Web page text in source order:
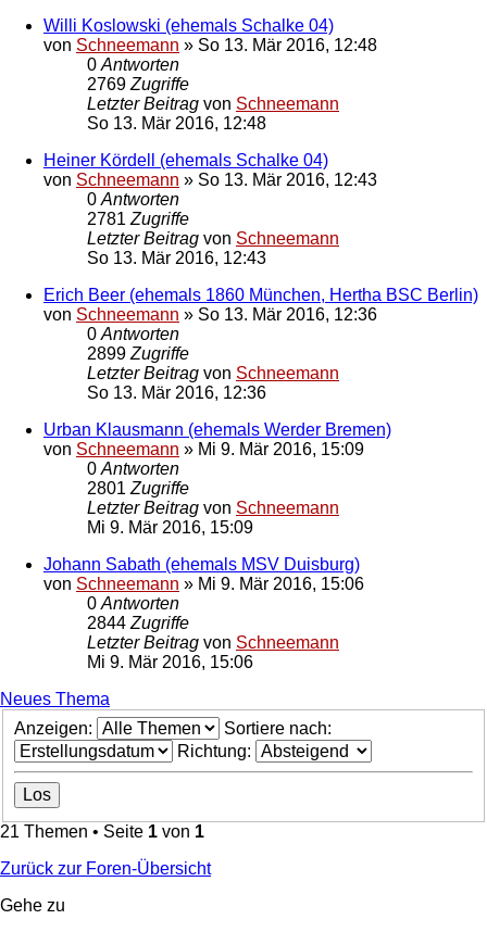
Willi Koslowski (ehemals Schalke 04)
von Schneemann » So 13. Mär 2016, 12:48
0Antworten
2769Zugriffe
Letzter Beitrag von Schneemann
So 13. Mär 2016, 12:48
Heiner Kördell (ehemals Schalke 04)
von Schneemann » So 13. Mär 2016, 12:43
0Antworten
2781Zugriffe
Letzter Beitrag von Schneemann
So 13. Mär 2016, 12:43
Erich Beer (ehemals 1860 München, Hertha BSC Berlin)
von Schneemann » So 13. Mär 2016, 12:36
0Antworten
2899Zugriffe
Letzter Beitrag von Schneemann
So 13. Mär 2016, 12:36
Urban Klausmann (ehemals Werder Bremen)
von Schneemann » Mi 9. Mär 2016, 15:09
0Antworten
2801Zugriffe
Letzter Beitrag von Schneemann
Mi 9. Mär 2016, 15:09
Johann Sabath (ehemals MSV Duisburg)
von Schneemann » Mi 9. Mär 2016, 15:06
0Antworten
2844Zugriffe
Letzter Beitrag von Schneemann
Mi 9. Mär 2016, 15:06
Neues Thema
Anzeigen:
Sortiere nach:
Richtung:
21 Themen • Seite 1 von 1
Zurück zur Foren-Übersicht
Gehe zu